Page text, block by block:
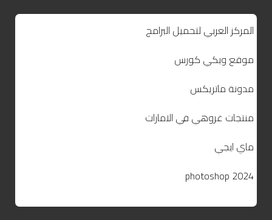
المركز العربي لتحميل البرامج
موقع ويكي كورس
مدونة ماتريكس
منتجات غروهي في الامارات
ماي ايجي
photoshop 2024